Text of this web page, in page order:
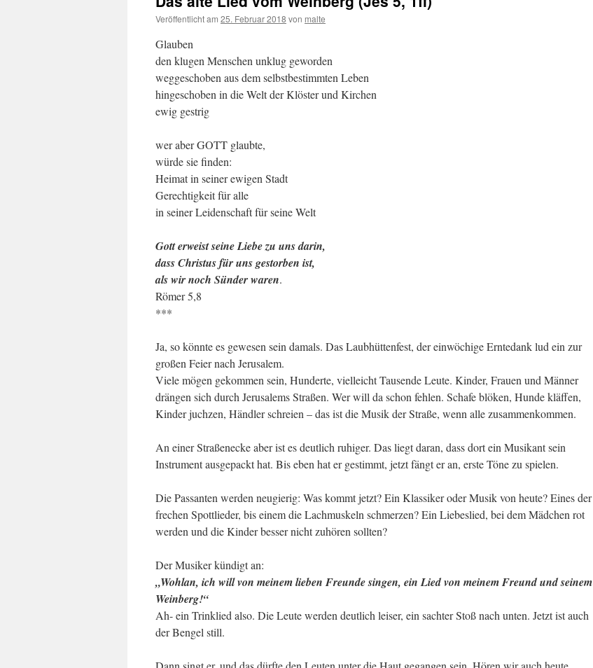
Veröffentlicht am 25. Februar 2018 von malte
Glauben
den klugen Menschen unklug geworden
weggeschoben aus dem selbstbestimmten Leben
hingeschoben in die Welt der Klöster und Kirchen
ewig gestrig
wer aber GOTT glaubte,
würde sie finden:
Heimat in seiner ewigen Stadt
Gerechtigkeit für alle
in seiner Leidenschaft für seine Welt
Gott erweist seine Liebe zu uns darin,
dass Christus für uns gestorben ist,
als wir noch Sünder waren.
Römer 5,8
***
Ja, so könnte es gewesen sein damals. Das Laubhüttenfest, der einwöchige Erntedank lud ein zur
großen Feier nach Jerusalem.
Viele mögen gekommen sein, Hunderte, vielleicht Tausende Leute. Kinder, Frauen und Männer
drängen sich durch Jerusalems Straßen. Wer will da schon fehlen. Schafe blöken, Hunde kläffen,
Kinder juchzen, Händler schreien – das ist die Musik der Straße, wenn alle zusammenkommen.
An einer Straßenecke aber ist es deutlich ruhiger. Das liegt daran, dass dort ein Musikant sein
Instrument ausgepackt hat. Bis eben hat er gestimmt, jetzt fängt er an, erste Töne zu spielen.
Die Passanten werden neugierig: Was kommt jetzt? Ein Klassiker oder Musik von heute? Eines der
frechen Spottlieder, bis einem die Lachmuskeln schmerzen? Ein Liebeslied, bei dem Mädchen rot
werden und die Kinder besser nicht zuhören sollten?
Der Musiker kündigt an:
„Wohlan, ich will von meinem lieben Freunde singen, ein Lied von meinem Freund und seinem
Weinberg!“
Ah- ein Trinklied also. Die Leute werden deutlich leiser, ein sachter Stoß nach unten. Jetzt ist auch
der Bengel still.